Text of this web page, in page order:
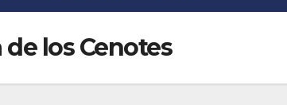
de los Cenotes